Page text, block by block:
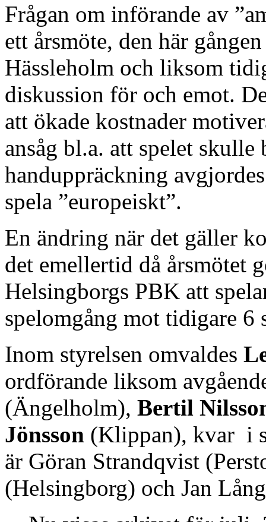
Frågan om införande av
ett årsmöte, den här
Hässleholm och liksom
diskussion för och emot.
att ökade kostnader
ansåg bl.a. att spelet
handuppräckning
spela ”europeiskt”.
En ändring när det gäller
det emellertid då årsmötet
Helsingborgs PBK att
spelomgång mot tidigare 6
Inom styrelsen omvaldes
ordförande liksom
(Ängelholm), Bertil
Jönsson (Klippan), kvar i
är Göran Strandqvist
(Helsingborg) och Jan